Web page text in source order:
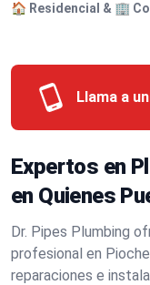
🏠 Residencial & 🏢
Llama a
Expertos en
en Quienes
Dr. Pipes Plumbing
profesional en
reparaciones e